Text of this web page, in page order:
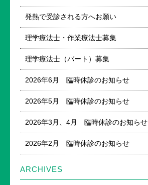
発熱で受診される方へお願い
理学療法士・作業療法士募集
理学療法士（パート）募集
2026年6月 臨時休診のお知らせ
2026年5月 臨時休診のお知らせ
2026年3月、4月 臨時休診のお知らせ
2026年2月 臨時休診のお知らせ
ARCHIVES